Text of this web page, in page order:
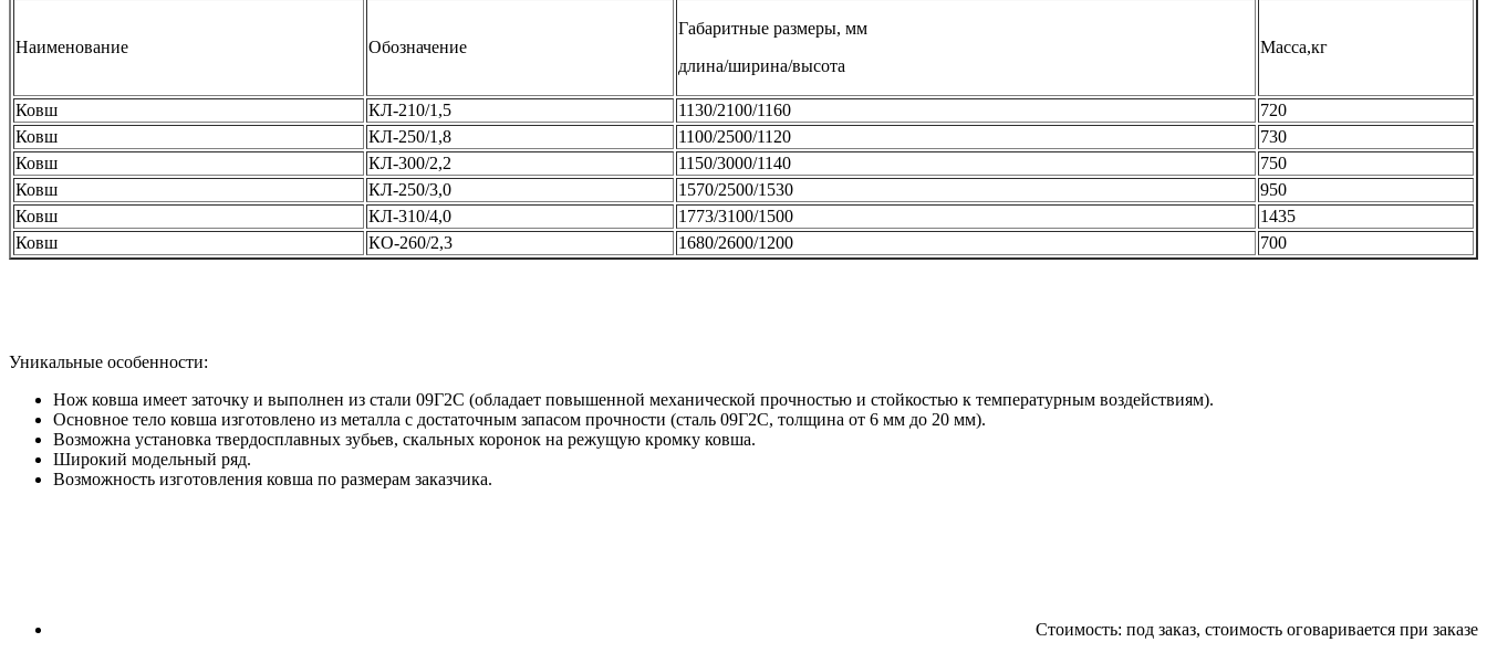
Наименование Обозначение
Габаритные размеры, мм
длина/ширина/высота
Масса,кг
Ковш КЛ-210/1,5 1130/2100/1160
720
Ковш
КЛ-250/1,8 1100/2500/1120
730
Ковш
КЛ-300/2,2 1150/3000/1140
750
Ковш
КЛ-250/3,0 1570/2500/1530
950
Ковш
КЛ-310/4,0 1773/3100/1500
1435
Ковш
КО-260/2,3 1680/2600/1200 700
Уникальные особенности:
Нож ковша имеет заточку и выполнен из стали 09Г2С (обладает повышенной механической прочностью и стойкостью к температурным воздействиям).
Основное тело ковша изготовлено из металла с достаточным запасом прочности (сталь 09Г2С, толщина от 6 мм до 20 мм).
Возможна установка твердосплавных зубьев, скальных коронок на режущую кромку ковша.
Широкий модельный ряд.
Возможность изготовления ковша по размерам заказчика.
Стоимость: под заказ, стоимость оговаривается при заказе